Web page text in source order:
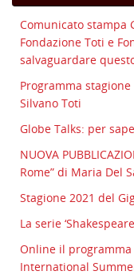
Comunicato stampa
Fondazione Toti e
salvaguardare
Programma
Silvano Toti
Globe Talks: per
NUOVA
Rome” di Maria Del
Stagione 2021 del
La serie
Online il programma
International